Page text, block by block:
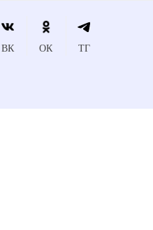
ВК ОК ТГ